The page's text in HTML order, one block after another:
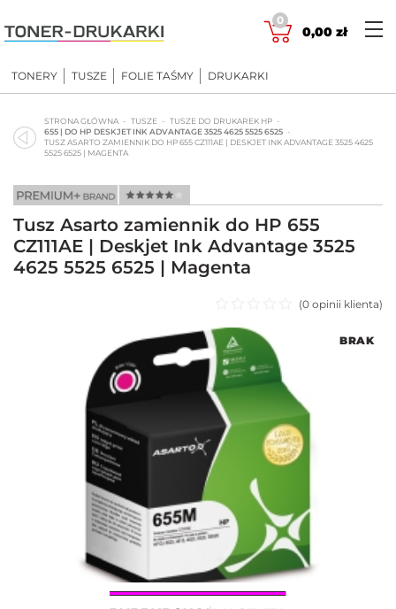
to
content
0
0,00 zł
TONERY TUSZE FOLIE TAŚMY DRUKARKI
STRONA GŁÓWNA TUSZE
TUSZE DO DRUKAREK HP
655 | DO HP DESKJET INK ADVANTAGE 3525 4625 5525 6525
TUSZ ASARTO ZAMIENNIK DO HP 655 CZ111AE | DESKJET INK ADVANTAGE 3525 4625
5525 6525 | MAGENTA
Tusz Asarto zamiennik do HP 655
CZ111AE | Deskjet Ink Advantage 3525
4625 5525 6525 | Magenta
(0 opinii klienta)
BRAK